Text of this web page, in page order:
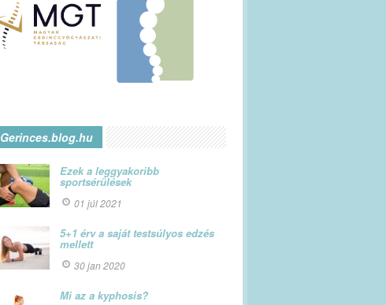
Gerinces.blog.hu
Ezek a leggyakoribb
sportsérülések
01 júl 2021
5+1 érv a saját testsúlyos edzés
mellett
30 jan 2020
Mi az a kyphosis?